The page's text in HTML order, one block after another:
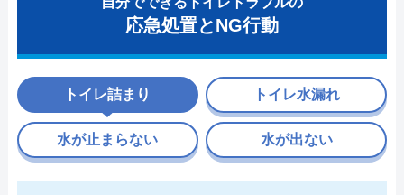
応急処置とNG行動
トイレ詰まり トイレ水漏れ
水が止まらない 水が出ない